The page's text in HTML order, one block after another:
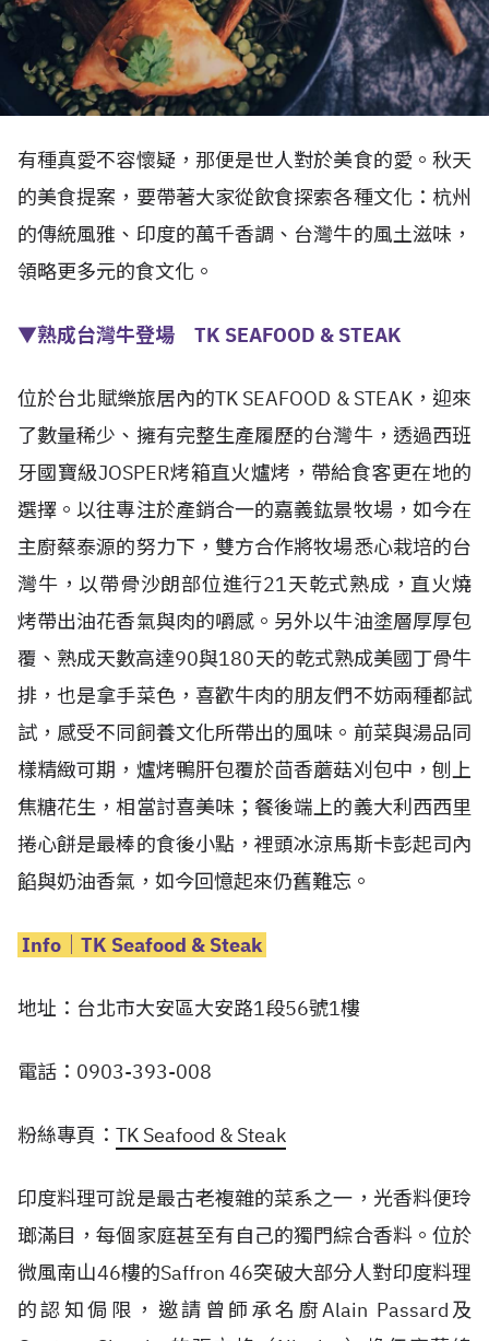
有種真愛不容懷疑，那便是世人對於美食的愛。秋天
的美食提案，要帶著大家從飲食探索各種文化：杭州
的傳統風雅、印度的萬千香調、台灣牛的風土滋味，
領略更多元的食文化。
▼熟成台灣牛登場 TK SEAFOOD & STEAK
位於台北賦樂旅居內的TK SEAFOOD & STEAK，迎來
了數量稀少、擁有完整生產履歷的台灣牛，透過西班
牙國寶級JOSPER烤箱直火爐烤，帶給食客更在地的
選擇。以往專注於產銷合一的嘉義鈜景牧場，如今在
主廚蔡泰源的努力下，雙方合作將牧場悉心栽培的台
灣牛，以帶骨沙朗部位進行21天乾式熟成，直火燒
烤帶出油花香氣與肉的嚼感。另外以牛油塗層厚厚包
覆、熟成天數高達90與180天的乾式熟成美國丁骨牛
排，也是拿手菜色，喜歡牛肉的朋友們不妨兩種都試
試，感受不同飼養文化所帶出的風味。前菜與湯品同
樣精緻可期，爐烤鴨肝包覆於茴香蘑菇刈包中，刨上
焦糖花生，相當討喜美味；餐後端上的義大利西西里
捲心餅是最棒的食後小點，裡頭冰涼馬斯卡彭起司內
餡與奶油香氣，如今回憶起來仍舊難忘。
Info│TK Seafood & Steak
地址：台北市大安區大安路1段56號1樓
電話：0903-393-008
粉絲專頁： TK Seafood & Steak
印度料理可說是最古老複雜的菜系之一，光香料便玲
瑯滿目，每個家庭甚至有自己的獨門綜合香料。位於
微風南山46樓的Saffron 46突破大部分人對印度料理
的認知侷限，邀請曾師承名廚Alain Passard及